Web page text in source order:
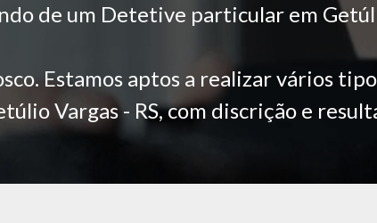
de um Detetive particular em
Estamos aptos a realizar vários
Vargas - RS, com discrição e